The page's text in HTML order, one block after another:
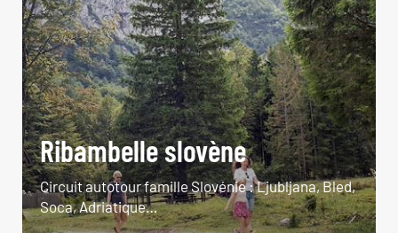
Ribambelle slovène
Circuit autotour famille Slovénie : Ljubljana, Bled,
Soca, Adriatique…